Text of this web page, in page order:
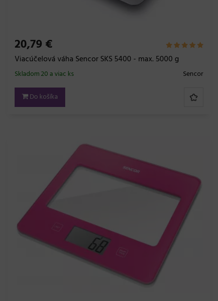
20,79 €
Viacúčelová váha Sencor SKS 5400 - max. 5000 g
Sencor
Skladom 20 a viac ks
Do košíka